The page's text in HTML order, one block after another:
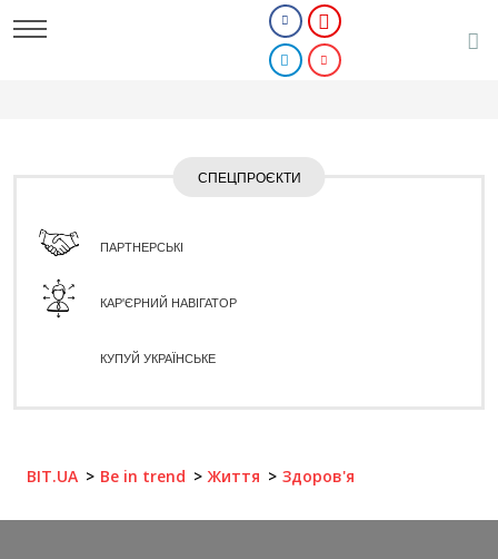
СПЕЦПРОЄКТИ
ПАРТНЕРСЬКІ
КАР'ЄРНИЙ НАВІГАТОР
КУПУЙ УКРАЇНСЬКЕ
BIT.UA Be in trend Життя Здоров'я